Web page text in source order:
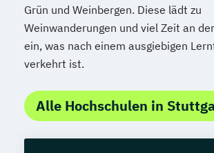
Grün und Weinbergen. Diese lädt zu
Weinwanderungen und viel Zeit an
ein, was nach einem ausgiebigen
verkehrt ist.
Alle Hochschulen in